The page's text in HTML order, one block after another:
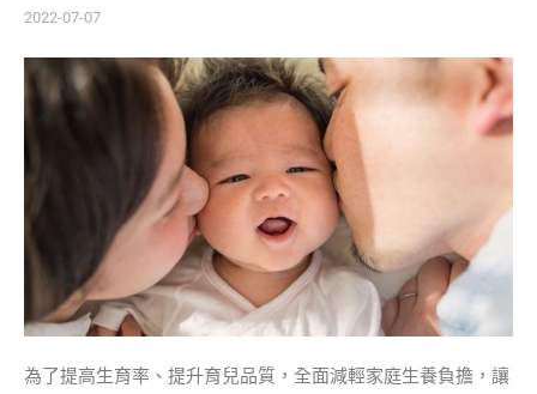
2022-07-07
為了提高生育率、提升育兒品質，全面減輕家庭生養負擔，讓